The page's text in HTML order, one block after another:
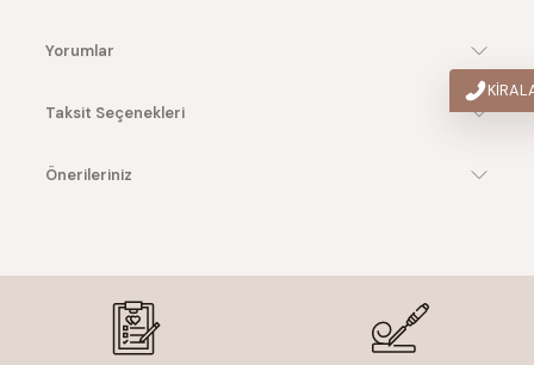
Yorumlar
Taksit Seçenekleri
Önerileriniz